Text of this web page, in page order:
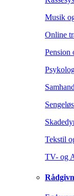
Musik
Online
Pension
Tekstil
TV- og